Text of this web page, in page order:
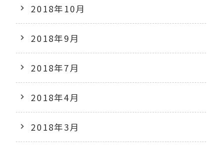
2018年10月
2018年9月
2018年7月
2018年4月
2018年3月